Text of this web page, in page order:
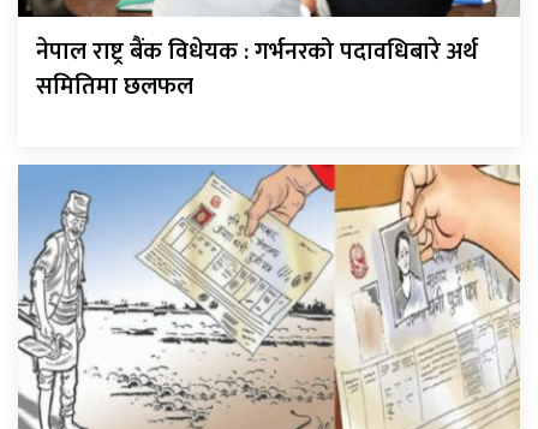
नेपाल राष्ट्र बैंक विधेयक : गर्भनरको पदावधिबारे अर्थ
समितिमा छलफल